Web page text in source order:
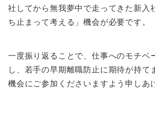
社してから無我夢中で走ってきた新入
ち止まって考える」機会が必要です。
一度振り返ることで、仕事へのモチベ
し、若手の早期離職防止に期待が持て
機会にご参加くださいますよう申しあ